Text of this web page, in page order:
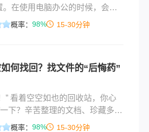
。在使用电脑办公的时候，会经
贴的操作。操作系统提供了多种
鼠标右键选择“剪切”菜单项）。
切的文件通常会颜色变浅，表
概率： 98% 15-30分钟
何找回？找文件的“后悔药”
” 看着空空如也的回收站，你心
一下？辛苦整理的文档、珍藏多年
的方案……一次“清空回收站”的操
概率： 98% 15-30分钟